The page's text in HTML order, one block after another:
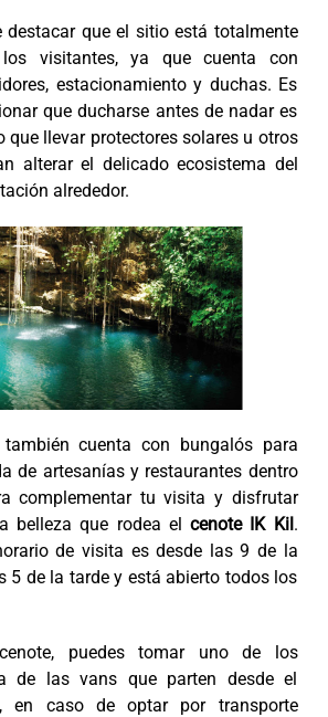
destacar que el sitio está totalmente
los visitantes, ya que cuenta con
estacionamiento y duchas. Es
que ducharse antes de nadar es
que llevar protectores solares u otros
alterar el delicado ecosistema del
alrededor.
cuenta con bungalós para
de artesanías y restaurantes dentro
complementar tu visita y disfrutar
belleza que rodea elcenote IK Kil.
de visita es desde las 9 de la
5 de la tarde y está abierto todos los
puedes tomar uno de los
de las vans que parten desde el
en caso de optar por transporte